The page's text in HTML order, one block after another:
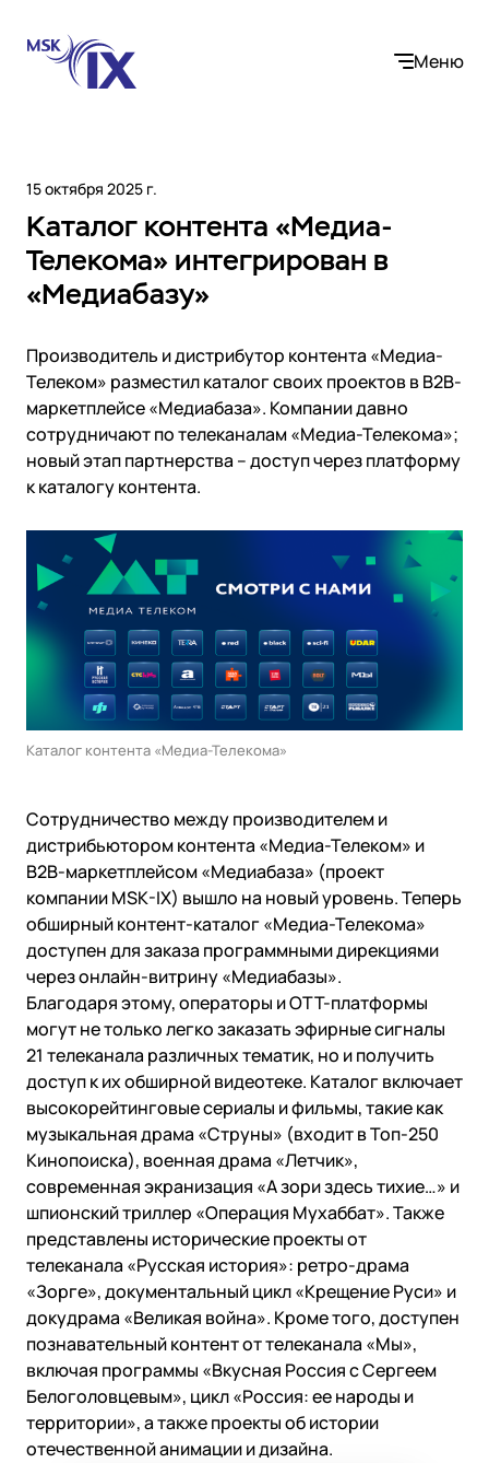
Меню
Компания
О нас
Контакты
Вакансии
Услуги
Internet Exchange
Instanet
Медиалогистика
DNS
Медиабаза
Colo
Решения
Операторы связи и контент-провайдеры
Электронная торговля
Государство
Онлайн-образование
Финансы и страхование
Регистраторы TLD
Дата-центры
Сообщество
Новости
Видео
Партнёры
Партнёры
Техподдержка
База знаний
Looking glass
Трафик
Техподдержка
English
15 октября 2025 г.
Каталог контента «Медиа-
Телекома» интегрирован в
«Медиабазу»
Производитель и дистрибутор контента «Медиа-
Телеком» разместил каталог своих проектов в B2B-
маркетплейсе «Медиабаза». Компании давно
сотрудничают по телеканалам «Медиа-Телекома»;
новый этап партнерства – доступ через платформу
к каталогу контента.
Каталог контента «Медиа-Телекома»
Сотрудничество между производителем и
дистрибьютором контента «Медиа-Телеком» и
B2B-маркетплейсом «Медиабаза» (проект
компании MSK-IX) вышло на новый уровень. Теперь
обширный контент-каталог «Медиа-Телекома»
доступен для заказа программными дирекциями
через онлайн-витрину «Медиабазы».
Благодаря этому, операторы и OTT-платформы
могут не только легко заказать эфирные сигналы
21 телеканала различных тематик, но и получить
доступ к их обширной видеотеке. Каталог включает
высокорейтинговые сериалы и фильмы, такие как
музыкальная драма «Струны» (входит в Топ-250
Кинопоиска), военная драма «Летчик»,
современная экранизация «А зори здесь тихие…» и
шпионский триллер «Операция Мухаббат». Также
представлены исторические проекты от
телеканала «Русская история»: ретро-драма
«Зорге», документальный цикл «Крещение Руси» и
докудрама «Великая война». Кроме того, доступен
познавательный контент от телеканала «Мы»,
включая программы «Вкусная Россия с Сергеем
Белоголовцевым», цикл «Россия: ее народы и
территории», а также проекты об истории
отечественной анимации и дизайна.